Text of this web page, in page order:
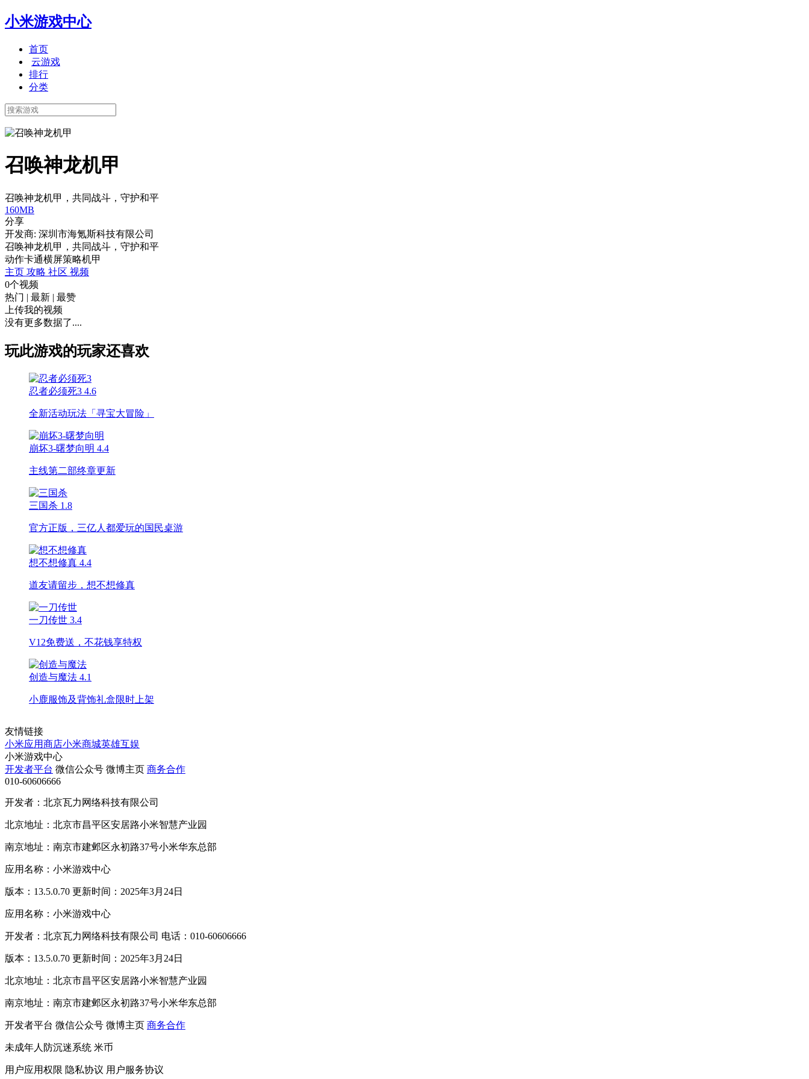
小米游戏中心
首页
云游戏
排行
分类
召唤神龙机甲
召唤神龙机甲，共同战斗，守护和平
160MB
分享
开发商: 深圳市海氪斯科技有限公司
召唤神龙机甲，共同战斗，守护和平
动作卡通横屏策略机甲
主页 攻略 社区 视频
0个视频
热门 | 最新 | 最赞
上传我的视频
没有更多数据了....
玩此游戏的玩家还喜欢
忍者必须死3 4.6
全新活动玩法「寻宝大冒险」
崩坏3-曙梦向明 4.4
主线第二部终章更新
三国杀 1.8
官方正版，三亿人都爱玩的国民桌游
想不想修真 4.4
道友请留步，想不想修真
一刀传世 3.4
V12免费送，不花钱享特权
创造与魔法 4.1
小鹿服饰及背饰礼盒限时上架
友情链接
小米应用商店小米商城英雄互娱
小米游戏中心
开发者平台 微信公众号 微博主页 商务合作
010-60606666
开发者：北京瓦力网络科技有限公司
北京地址：北京市昌平区安居路小米智慧产业园
南京地址：南京市建邺区永初路37号小米华东总部
应用名称：小米游戏中心
版本：13.5.0.70 更新时间：2025年3月24日
应用名称：小米游戏中心
开发者：北京瓦力网络科技有限公司 电话：010-60606666
版本：13.5.0.70 更新时间：2025年3月24日
北京地址：北京市昌平区安居路小米智慧产业园
南京地址：南京市建邺区永初路37号小米华东总部
开发者平台 微信公众号 微博主页 商务合作
未成年人防沉迷系统 米币
用户应用权限 隐私协议 用户服务协议